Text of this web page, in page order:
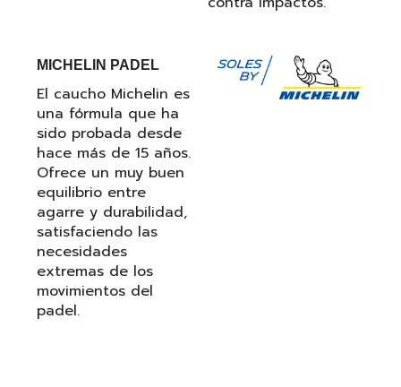
MICHELIN PADEL
El caucho Michelin es
una fórmula que ha
sido probada desde
hace más de 15 años.
Ofrece un muy buen
equilibrio entre
agarre y durabilidad,
satisfaciendo las
necesidades
extremas de los
movimientos del
padel.